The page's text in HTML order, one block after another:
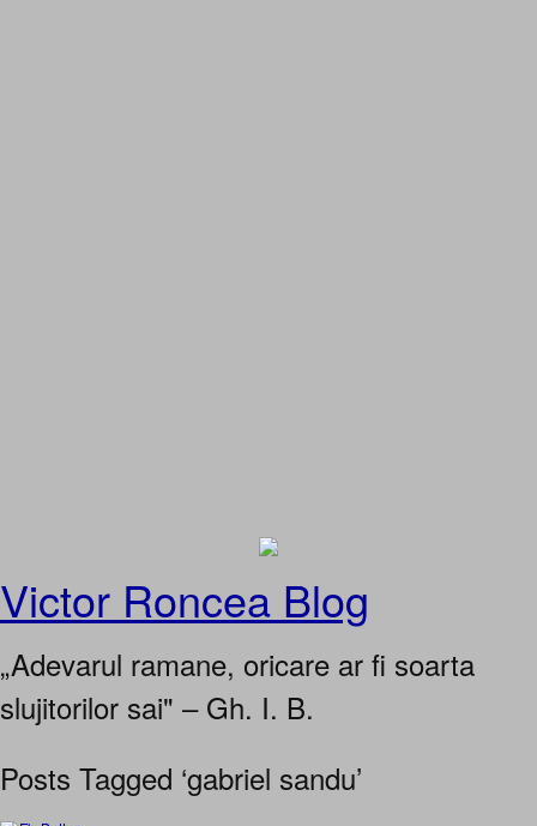
Victor Roncea Blog
„Adevarul ramane, oricare ar fi soarta
slujitorilor sai" – Gh. I. B.
Posts Tagged ‘gabriel sandu’